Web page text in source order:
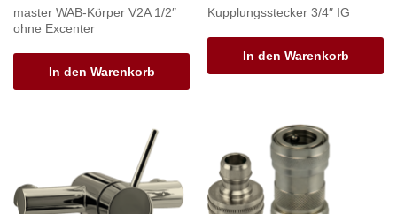
master WAB-Körper V2A 1/2″
ohne Excenter
In den Warenkorb
Kupplungsstecker 3/4″ IG
In den Warenkorb